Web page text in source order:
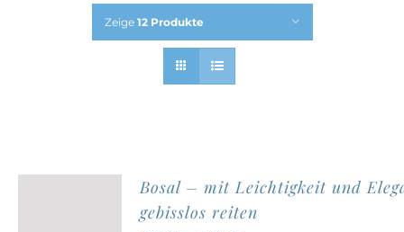
Zeige 12 Produkte
Bosal – mit Leichtigkeit und
gebisslos reiten